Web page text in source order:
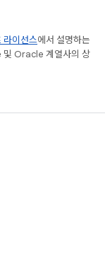
라이선스에서 설명하는
및 Oracle 계열사의 상